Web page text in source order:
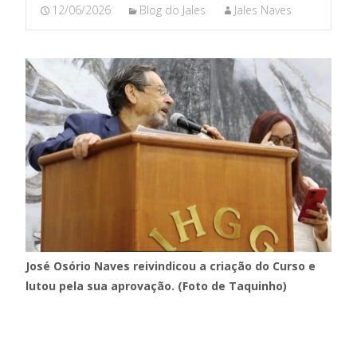
12/06/2026 Blog do Jales Jales Naves
José Osório Naves reivindicou a criação do Curso e
lutou pela sua aprovação. (Foto de Taquinho)